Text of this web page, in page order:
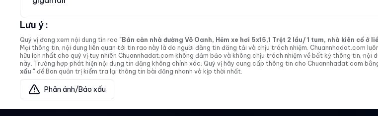
Lưu ý :
Quý vị đang xem nội dung tin rao "Bán căn nhà đường Võ Oanh, Hẻm xe hơi 5x15,1 Trệt 2 lầu/ 1 tum, nhà kiên cố ở
Mọi thông tin, nội dung liên quan tới tin rao này là do người đăng tin đăng tải và chịu trách nhiệm. Chuannhadat.com
hữu ích nhất cho quý vị tuy nhiên Chuannhadat.com không đảm bảo và không chịu trách nhiệm về bất kỳ thông tin, nội
này. Trường hợp phát hiện nội dung tin đăng không chính xác. Quý vị hãy cung cấp thông tin cho Chuannhadat.com
xấu " để Ban quản trị kiểm tra lại thông tin bài đăng nhanh và kịp thời nhất.
Phản ánh/Báo xấu